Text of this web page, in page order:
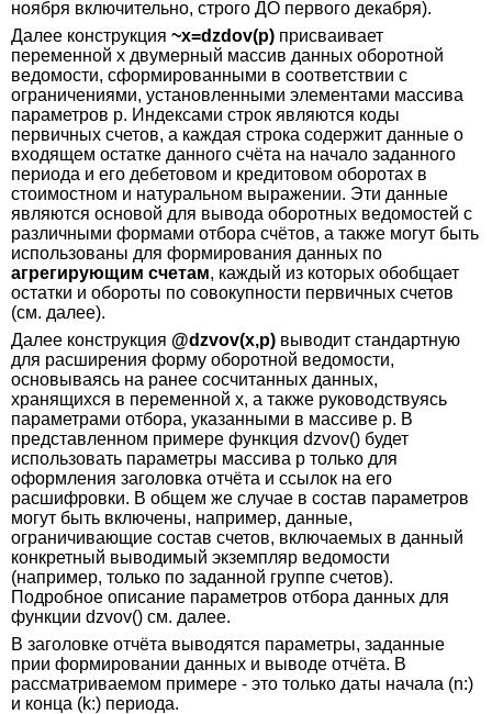
ноября включительно, строго ДО первого декабря).
Далее конструкция ~x=dzdov(p) присваивает
переменной x двумерный массив данных оборотной
ведомости, сформированными в соответствии с
ограничениями, установленными элементами массива
параметров p. Индексами строк являются коды
первичных счетов, а каждая строка содержит данные о
входящем остатке данного счёта на начало заданного
периода и его дебетовом и кредитовом оборотах в
стоимостном и натуральном выражении. Эти данные
являются основой для вывода оборотных ведомостей с
различными формами отбора счётов, а также могут быть
использованы для формирования данных по
агрегирующим счетам, каждый из которых обобщает
остатки и обороты по совокупности первичных счетов
(см. далее).
Далее конструкция @dzvov(x,p) выводит стандартную
для расширения форму оборотной ведомости,
основываясь на ранее сосчитанных данных,
хранящихся в переменной x, а также руководствуясь
параметрами отбора, указанными в массиве p. В
представленном примере функция dzvov() будет
использовать параметры массива p только для
оформления заголовка отчёта и ссылок на его
расшифровки. В общем же случае в состав параметров
могут быть включены, например, данные,
ограничивающие состав счетов, включаемых в данный
конкретный выводимый экземпляр ведомости
(например, только по заданной группе счетов).
Подробное описание параметров отбора данных для
функции dzvov() см. далее.
В заголовке отчёта выводятся параметры, заданные
прии формировании данных и выводе отчёта. В
рассматриваемом примере - это только даты начала (n:)
и конца (k:) периода.